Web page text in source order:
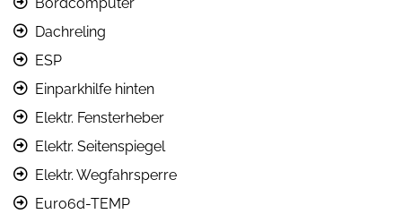
Dachreling
ESP
Einparkhilfe hinten
Elektr. Fensterheber
Elektr. Seitenspiegel
Elektr. Wegfahrsperre
Euro6d-TEMP